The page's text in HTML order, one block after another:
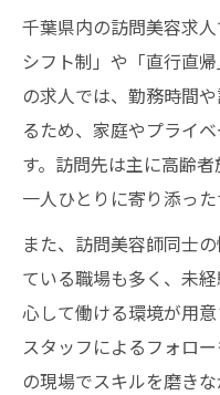
千葉県内の訪問美容求
シフト制」や「直行直
の求人では、勤務時間
るため、家庭やプライ
す。訪問先は主に高齢
一人ひとりに寄り添った
また、訪問美容師同士
ている職場も多く、未
心して働ける環境が用
スタッフによるフォロ
の現場でスキルを磨き